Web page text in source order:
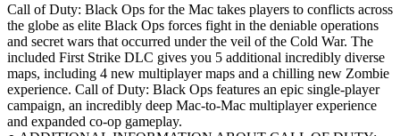
Call of Duty: Black Ops for the Mac takes players to conflicts across
the globe as elite Black Ops forces fight in the deniable operations
and secret wars that occurred under the veil of the Cold War. The
included First Strike DLC gives you 5 additional incredibly diverse
maps, including 4 new multiplayer maps and a chilling new Zombie
experience. Call of Duty: Black Ops features an epic single-player
campaign, an incredibly deep Mac-to-Mac multiplayer experience
and expanded co-op gameplay.